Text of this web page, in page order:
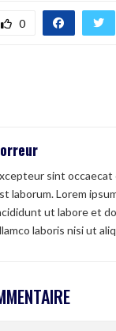
0
sint
laborum. Lorem
ut labore et
laboris nisi ut